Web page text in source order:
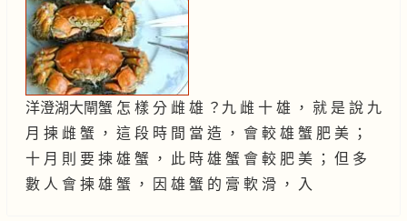
洋澄湖大閘蟹 怎 樣 分 雌 雄 ？九 雌 十 雄 ， 就 是 說 九
月 揀 雌 蟹 ， 這 段 時 間 當 造 ， 會 較 雄 蟹 肥 美 ；
十 月 則 要 揀 雄 蟹 ， 此 時 雄 蟹 會 較 肥 美 ； 但 多
數 人 會 揀 雄 蟹 ， 因 雄 蟹 的 膏 軟 滑 ， 入